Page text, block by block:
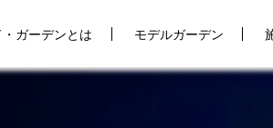
ガーデンとは モデルガーデン